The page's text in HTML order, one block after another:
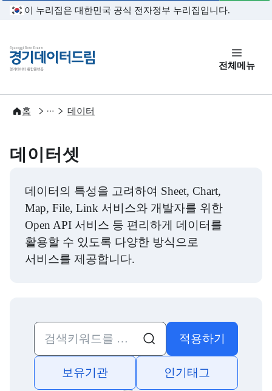
본문 바로가기
이 누리집은 대한민국 공식 전자정부 누리집입니다.
경기데이터드림
전체메뉴
홈
개방 데이터
데이터셋
데이터의 특성을 고려하여 Sheet, Chart,
Map, File, Link 서비스와 개발자를 위한
Open API 서비스 등 편리하게 데이터를
활용할 수 있도록 다양한 방식으로
서비스를 제공합니다.
검색
적용하기
보유기관 인기태그